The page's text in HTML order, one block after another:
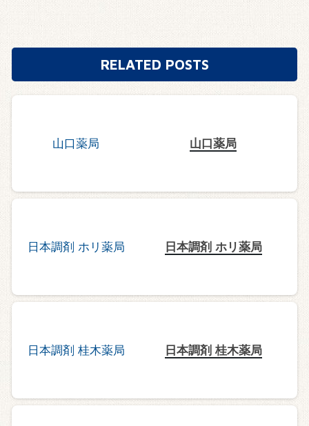
RELATED POSTS
山口薬局
日本調剤 ホリ薬局
日本調剤 桂木薬局